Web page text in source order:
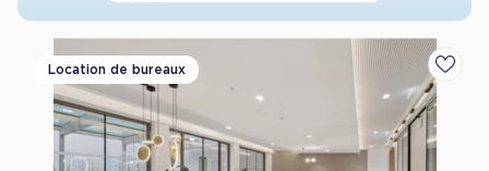
Location de bureaux